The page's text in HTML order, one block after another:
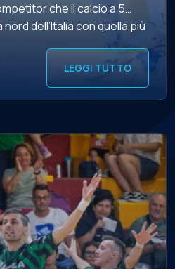
che il calcio a 5
dell’Italia con quella più
sfide più attese di sempre
LEGGI TUTTO